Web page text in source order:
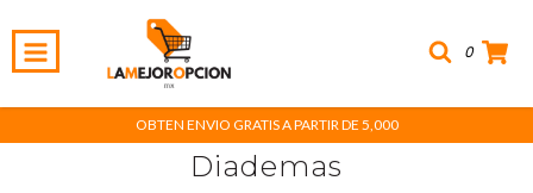
0
OBTEN ENVIO GRATIS A PARTIR DE 5,000
Diademas